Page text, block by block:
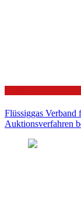
Flüssiggas
Auktionsverfahren